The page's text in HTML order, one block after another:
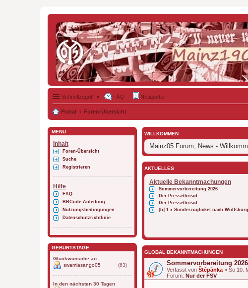
Schnellzugriff ▼ FAQ Netiquette
Portal Foren-Übersicht
WILLKOMMEN
Mainz05 Forum, News -
AKTUELLES
Aktuelle Bekanntmachungen
Sommervorbereitung 2026
Der Pressethread
Der Pressethread
[b] 1 x Sonderzugticket nach Wolfsburg
GLOBAL BEKANNTMACHUNGEN
Sommervorbereitung 2026
Verfasst von Štěpánka » So 10.
Forum: Nur der FSV
MENÜ
Inhalt
Foren-Übersicht
Suche
Registrieren
Hilfe
FAQ
BBCode-Anleitung
Nutzungsbedingungen
Datenschutzrichtlinie
GEBURTSTAGE
Glückwünsche an:
swamiasango05
(63)
In den nächsten 30 Tagen